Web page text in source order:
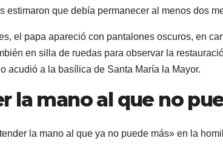
estimaron que debía permanecer al menos dos
el papa apareció con pantalones oscuros, en
en silla de ruedas para observar la
acudió a la basílica de Santa María la Mayor.
la mano al que no
la mano al que ya no puede más» en la